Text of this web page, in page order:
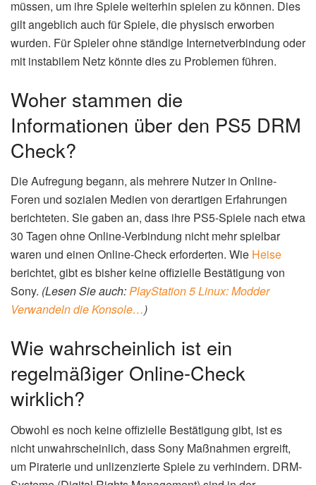
müssen, um ihre Spiele weiterhin spielen zu können. Dies
gilt angeblich auch für Spiele, die physisch erworben
wurden. Für Spieler ohne ständige Internetverbindung oder
mit instabilem Netz könnte dies zu Problemen führen.
Woher stammen die
Informationen über den PS5 DRM
Check?
Die Aufregung begann, als mehrere Nutzer in Online-
Foren und sozialen Medien von derartigen Erfahrungen
berichteten. Sie gaben an, dass ihre PS5-Spiele nach etwa
30 Tagen ohne Online-Verbindung nicht mehr spielbar
waren und einen Online-Check erforderten. Wie Heise
berichtet, gibt es bisher keine offizielle Bestätigung von
Sony. (Lesen Sie auch:PlayStation 5 Linux: Modder
Verwandeln die Konsole…)
Wie wahrscheinlich ist ein
regelmäßiger Online-Check
wirklich?
Obwohl es noch keine offizielle Bestätigung gibt, ist es
nicht unwahrscheinlich, dass Sony Maßnahmen ergreift,
um Piraterie und unlizenzierte Spiele zu verhindern. DRM-